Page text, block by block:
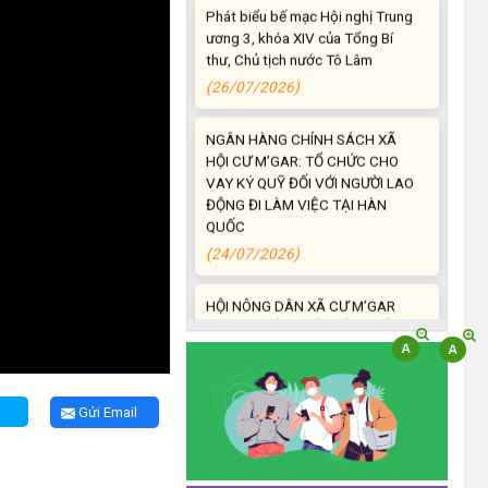
Gửi Email
ương 3, khóa XIV của Tổng Bí
thư, Chủ tịch nước Tô Lâm
(26/07/2026)
NGÂN HÀNG CHÍNH SÁCH XÃ
HỘI CƯ M’GAR: TỔ CHỨC CHO
VAY KÝ QUỸ ĐỐI VỚI NGƯỜI LAO
ĐỘNG ĐI LÀM VIỆC TẠI HÀN
QUỐC
(24/07/2026)
HỘI NÔNG DÂN XÃ CƯ M’GAR
ĐẠI DIỆN TỈNH ĐẮK LẮK QUẢNG
BÁ SẢN PHẨM OCOP TẠI TUẦN
LỄ NÔNG SẢN VÀ SẢN PHẨM
OCOP TỈNH KHÁNH HÒA NĂM
2026
(18/07/2026)
Đoàn viên thanh niên và các tầng